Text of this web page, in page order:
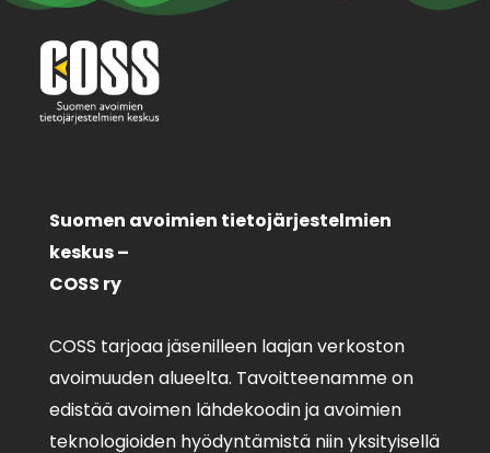
Suomen avoimien tietojärjestelmien
keskus –
COSS ry
COSS tarjoaa jäsenilleen laajan verkoston
avoimuuden alueelta. Tavoitteenamme on
edistää avoimen lähdekoodin ja avoimien
teknologioiden hyödyntämistä niin yksityisellä